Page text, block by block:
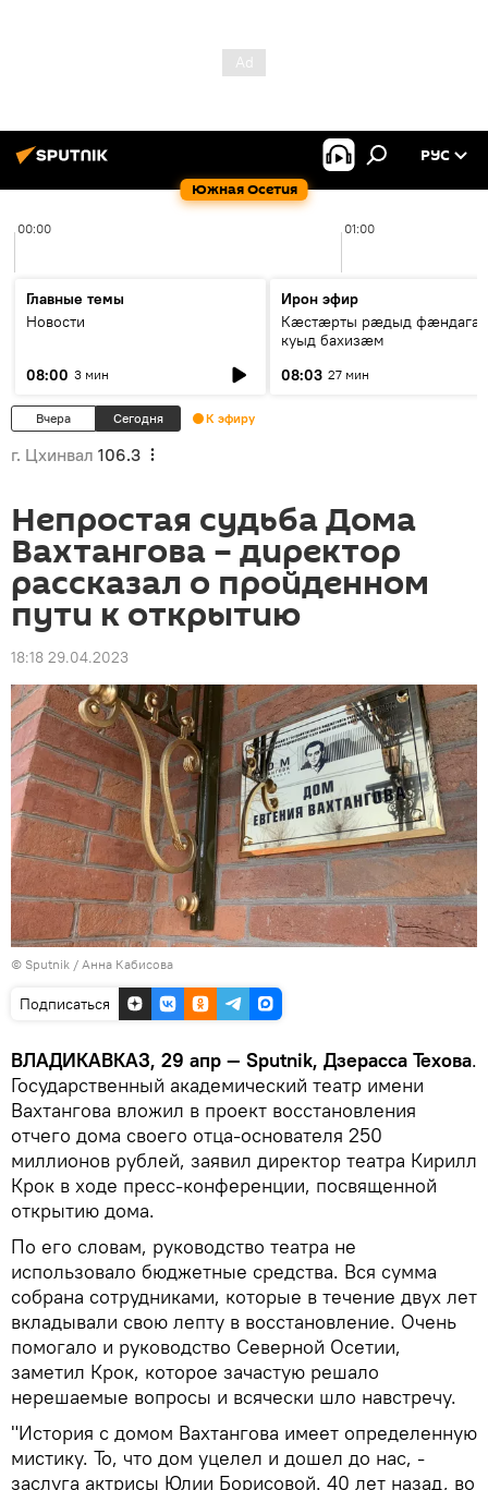
Южная Осетия
РУС
00:00 01:00
Главные темы
Новости
08:00 3 мин
Ирон эфир
Кæстæрты рæдыд
куыд бахизæм
08:03 27 мин
Вчера Сегодня К эфиру
г. Цхинвал 106.3
Непростая судьба Дома
Вахтангова – директор
рассказал о пройденном
пути к открытию
18:18 29.04.2023
© Sputnik / Анна Кабисова
Подписаться
ВЛАДИКАВКАЗ, 29 апр — Sputnik, Дзерасса Техова.
Государственный академический театр имени
Вахтангова вложил в проект восстановления
отчего дома своего отца-основателя 250
миллионов рублей, заявил директор театра Кирилл
Крок в ходе пресс-конференции, посвященной
открытию дома.
По его словам, руководство театра не
использовало бюджетные средства. Вся сумма
собрана сотрудниками, которые в течение двух лет
вкладывали свою лепту в восстановление. Очень
помогало и руководство Северной Осетии,
заметил Крок, которое зачастую решало
нерешаемые вопросы и всячески шло навстречу.
"История с домом Вахтангова имеет определенную
мистику. То, что дом уцелел и дошел до нас, -
заслуга актрисы Юлии Борисовой. 40 лет назад, во